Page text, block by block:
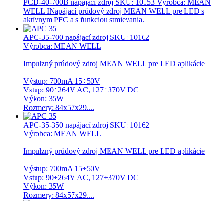
PCD-40-700B napájací zdroj SKU: 10153 Výrobca: MEAN
WELL INapájací prúdový zdroj MEAN WELL pre LED s
aktívnym PFC a s funkciou stmievania.
APC-35-700 napájací zdroj SKU: 10162
Výrobca: MEAN WELL
Impulzný prúdový zdroj MEAN WELL pre LED aplikácie
Výstup: 700mA 15÷50V
Vstup: 90÷264V AC, 127÷370V DC
Výkon: 35W
Rozmery: 84x57x29....
APC-35-350 napájací zdroj SKU: 10162
Výrobca: MEAN WELL
Impulzný prúdový zdroj MEAN WELL pre LED aplikácie
Výstup: 700mA 15÷50V
Vstup: 90÷264V AC, 127÷370V DC
Výkon: 35W
Rozmery: 84x57x29....